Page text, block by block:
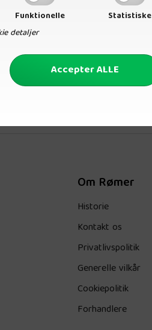
Funktionelle
Statistiske
detaljer
Om Rømer
Historie
Kontakt os
Privatlivspolitik
Generelle vilkår
Cookiepolitik
Forhandlere